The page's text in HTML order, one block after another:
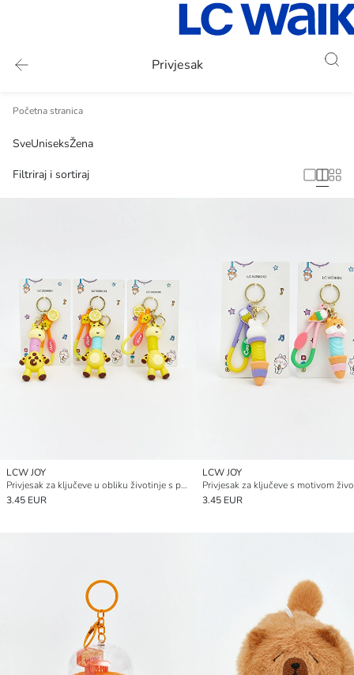
Privjesak
Početna stranica
SveUniseksŽena
Filtriraj i sortiraj
LCW JOY
Privjesak za ključeve u obliku životinje s produženim vratom
3.45 EUR
LCW JOY
Privjesak za ključeve s motivom
3.45 EUR